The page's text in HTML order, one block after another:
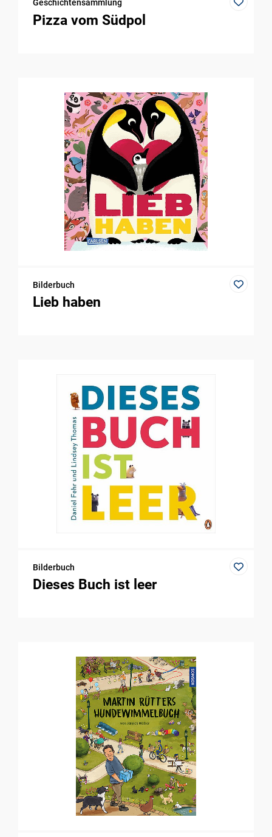
Geschichtensammlung
Pizza vom Südpol
Bilderbuch
Lieb haben
Bilderbuch
Dieses Buch ist leer